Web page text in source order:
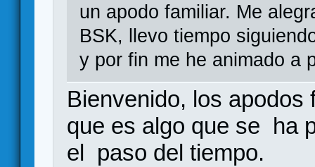
un apodo familiar. Me
BSK, llevo tiempo
y por fin me he animado a
Bienvenido, los
que es algo que se ha
el paso del tiempo.